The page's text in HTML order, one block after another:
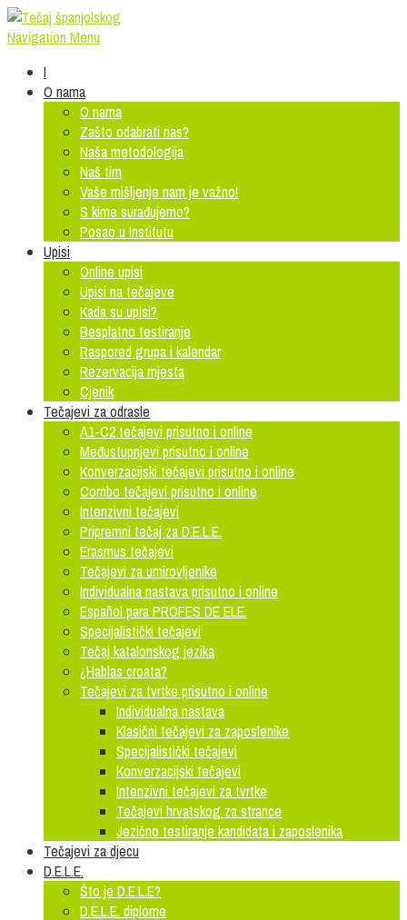
Navigation Menu
I
O nama
O nama
Zašto odabrati nas?
Naša metodologija
Naš tim
Vaše mišljenje nam je važno!
S kime surađujemo?
Posao u Institutu
Upisi
Online upisi
Upisi na tečajeve
Kada su upisi?
Besplatno testiranje
Raspored grupa i kalendar
Rezervacija mjesta
Cjenik
Tečajevi za odrasle
A1-C2 tečajevi prisutno i online
Međustupnjevi prisutno i online
Konverzacijski tečajevi prisutno i online
Combo tečajevi prisutno i online
Intenzivni tečajevi
Pripremni tečaj za D.E.L.E.
Erasmus tečajevi
Tečajevi za umirovljenike
Individualna nastava prisutno i online
Español para PROFES DE ELE.
Specijalistički tečajevi
Tečaj katalonskog jezika
¿Hablas croata?
Tečajevi za tvrtke prisutno i online
Individualna nastava
Klasični tečajevi za zaposlenike
Specijalistički tečajevi
Konverzacijski tečajevi
Intenzivni tečajevi za tvrtke
Tečajevi hrvatskog za strance
Jezično testiranje kandidata i zaposlenika
Tečajevi za djecu
D.E.L.E.
Što je D.E.L.E?
D.E.L.E. diplome